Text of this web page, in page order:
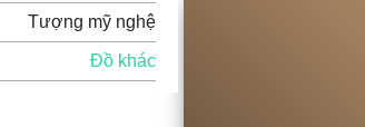
Tượng mỹ nghệ
Đồ khác